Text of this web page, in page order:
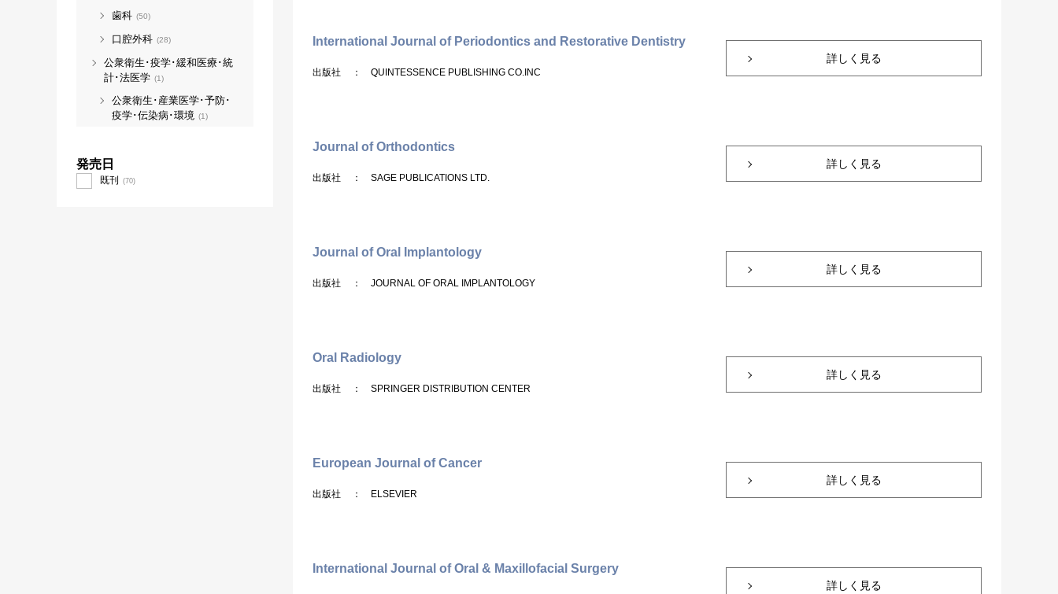
International Journal of Periodontics and Restorative Dentistry
出版社 ： QUINTESSENCE PUBLISHING CO.INC
詳しく見る
Journal of Orthodontics
出版社 ： SAGE PUBLICATIONS LTD.
詳しく見る
Journal of Oral Implantology
出版社 ： JOURNAL OF ORAL IMPLANTOLOGY
詳しく見る
Oral Radiology
出版社 ： SPRINGER DISTRIBUTION CENTER
詳しく見る
European Journal of Cancer
出版社 ： ELSEVIER
詳しく見る
International Journal of Oral & Maxillofacial Surgery
詳しく見る
歯科 (50)
口腔外科 (28)
公衆衛生･疫学･緩和医療･統
計･法医学 (1)
公衆衛生･産業医学･予防･
疫学･伝染病･環境 (1)
発売日
既刊 (70)